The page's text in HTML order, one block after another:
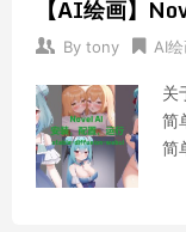
【AI绘画】
By tony AI
关
简
简